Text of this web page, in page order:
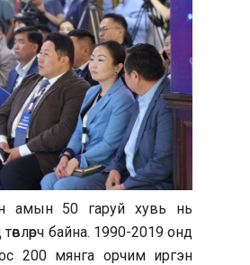
амын 50 гаруй хувь нь
байна. 1990-2019 онд
200 мянга орчим иргэн